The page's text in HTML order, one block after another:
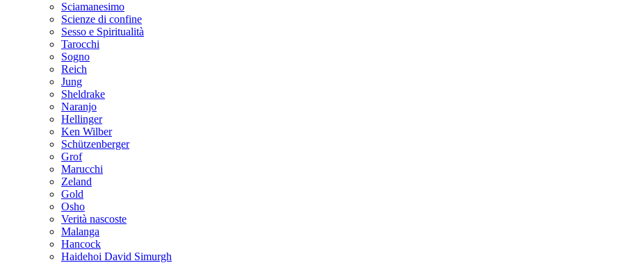
Sciamanesimo
Scienze di confine
Sesso e Spiritualità
Tarocchi
Sogno
Reich
Jung
Sheldrake
Naranjo
Hellinger
Ken Wilber
Schützenberger
Grof
Marucchi
Zeland
Gold
Osho
Verità nascoste
Malanga
Hancock
Haidehoi David Simurgh